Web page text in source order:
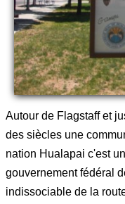
Autour de Flagstaff et
des siècles une
nation Hualapai c'est
gouvernement fédéral
indissociable de la